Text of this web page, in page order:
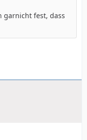
garnicht fest, dass